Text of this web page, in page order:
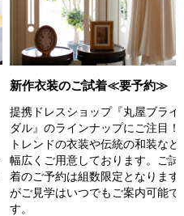
新作衣装のご試着≪要予約≫
提携ドレスショップ『丸屋ブライ
ダル』のラインナップにご注目！
トレンドの衣装や伝統の和装など
幅広くご用意しております。ご試
着のご予約は組数限定となります
がご見学はいつでもご案内可能で
す。